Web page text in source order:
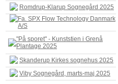
Romdrup-Klarup Sognegård 2025
Fa. SPX Flow Technology Danmark
A/S
"På sporet" - Kunststien i Grenå
Plantage 2025
Skanderup Kirkes sognehus 2025
Viby Sognegård, marts-maj 2025